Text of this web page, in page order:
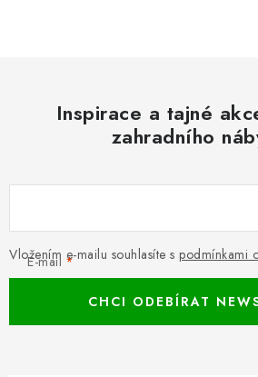
Inspirace a tajné
zahradního
E-mail
Vložením e-mailu souhlasíte s podmínkami
CHCI ODEBÍRAT